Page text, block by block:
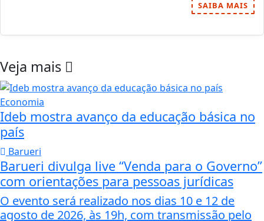
SAIBA MAIS
Veja mais
Economia
Ideb mostra avanço da educação básica no
país
Barueri
Barueri divulga live “Venda para o Governo”
com orientações para pessoas jurídicas
O evento será realizado nos dias 10 e 12 de
agosto de 2026, às 19h, com transmissão pelo